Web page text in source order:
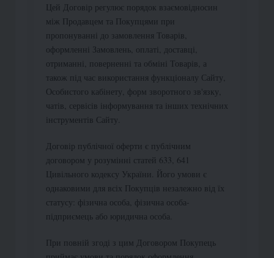
Цей Договір регулює порядок взаємовідносин
між Продавцем та Покупцями при
пропонуванні до замовлення Товарів,
оформленні Замовлень, оплаті, доставці,
отриманні, поверненні та обміні Товарів, а
також під час використання функціоналу Сайту,
Особистого кабінету, форм зворотного зв'язку,
чатів, сервісів інформування та інших технічних
інструментів Сайту.
Договір публічної оферти є публічним
договором у розумінні статей 633, 641
Цивільного кодексу України. Його умови є
однаковими для всіх Покупців незалежно від їх
статусу: фізична особа, фізична особа-
підприємець або юридична особа.
При повній згоді з цим Договором Покупець